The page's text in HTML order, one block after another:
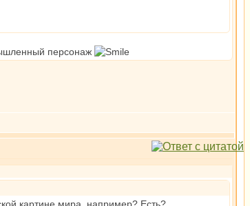
персонаж